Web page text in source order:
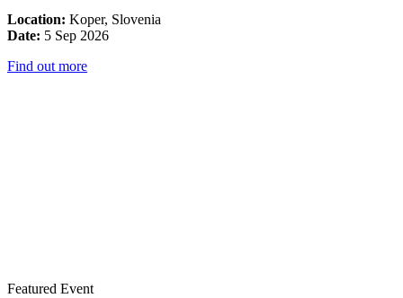
Location: Koper, Slovenia
Date: 5 Sep 2026
Find out more
Featured Event